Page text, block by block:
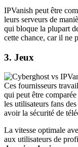
IPVanish peut être
leurs serveurs de
qui bloque la plupart
cette chance, car il ne
3. Jeux
Ces fournisseurs
qui peut être
les utilisateurs fans
avoir la sécurité de
La vitesse optimale
aux utilisateurs de